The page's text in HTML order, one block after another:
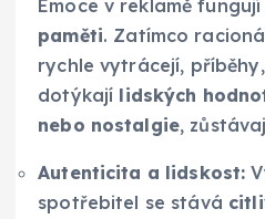
Emoce v reklamě
paměti. Zatímco
rychle vytrácejí,
dotýkají lidských
nebo nostalgie,
Autenticita a lidskost:
spotřebitel se stává